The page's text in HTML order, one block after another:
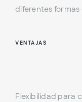
diferentes formas
VENTAJAS
Flexibilidad para